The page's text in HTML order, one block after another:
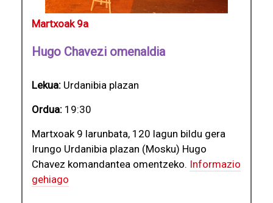
Martxoak 9a
Hugo Chavezi omenaldia
Lekua: Urdanibia plazan
Ordua: 19:30
Martxoak 9 larunbata, 120 lagun bildu gera
Irungo Urdanibia plazan (Mosku) Hugo
Chavez komandantea omentzeko. Informazio
gehiago